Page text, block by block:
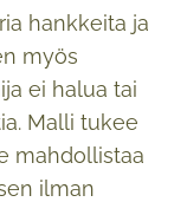
hankkeita ja
myös
ei halua tai
Malli tukee
mahdollistaa
ilman